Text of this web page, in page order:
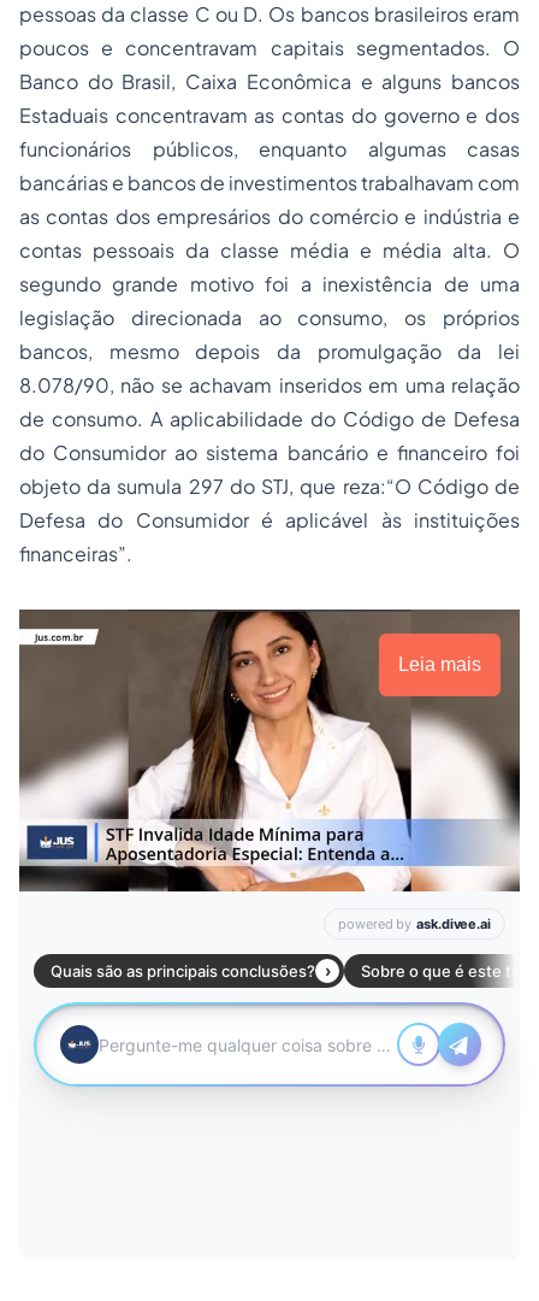
pessoas da classe C ou D. Os bancos brasileiros eram
poucos e concentravam capitais segmentados. O
Banco do Brasil, Caixa Econômica e alguns bancos
Estaduais concentravam as contas do governo e dos
funcionários públicos, enquanto algumas casas
bancárias e bancos de investimentos trabalhavam com
as contas dos empresários do comércio e indústria e
contas pessoais da classe média e média alta. O
segundo grande motivo foi a inexistência de uma
legislação direcionada ao consumo, os próprios
bancos, mesmo depois da promulgação da lei
8.078/90, não se achavam inseridos em uma relação
de consumo. A aplicabilidade do Código de Defesa
do Consumidor ao sistema bancário e financeiro foi
objeto da sumula 297 do STJ, que reza:“O Código de
Defesa do Consumidor é aplicável às instituições
financeiras”.
Leia mais